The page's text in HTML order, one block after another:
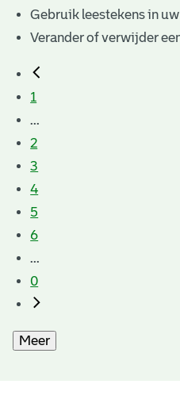
Gebruik leestekens in
Verander of verwijder
1
...
2
3
4
5
6
...
0
Meer